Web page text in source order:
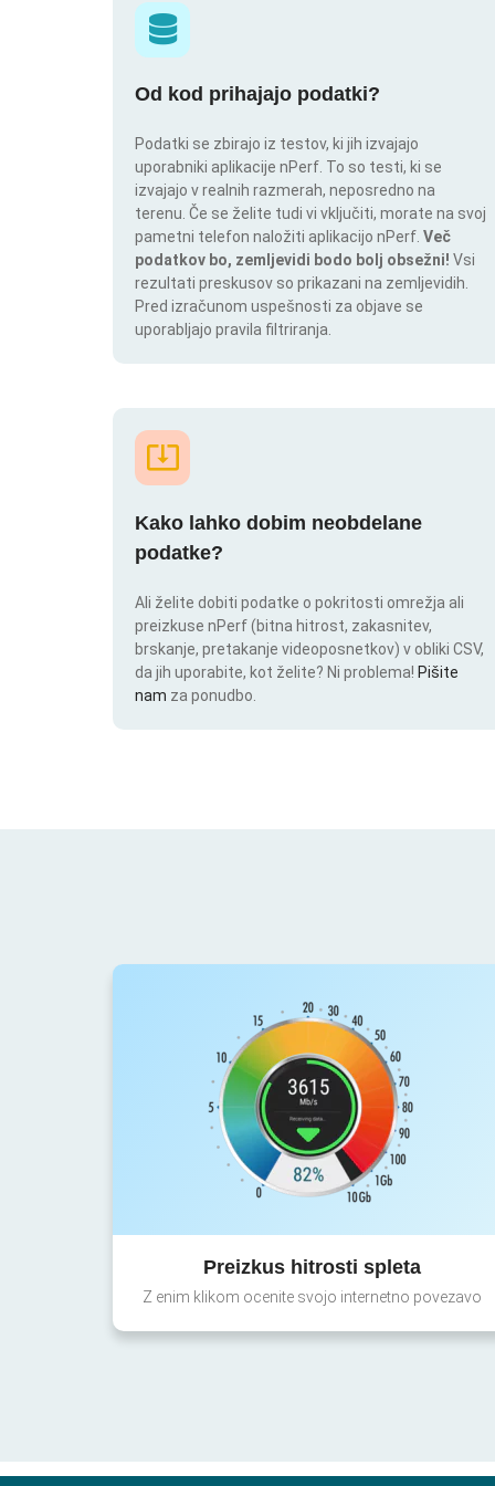
Od kod prihajajo podatki?
Podatki se zbirajo iz testov, ki jih izvajajo
uporabniki aplikacije nPerf. To so testi, ki se
izvajajo v realnih razmerah, neposredno na
terenu. Če se želite tudi vi vključiti, morate na svoj
pametni telefon naložiti aplikacijo nPerf. Več
podatkov bo, zemljevidi bodo bolj obsežni! Vsi
rezultati preskusov so prikazani na zemljevidih.
Pred izračunom uspešnosti za objave se
uporabljajo pravila filtriranja.
Kako lahko dobim neobdelane
podatke?
Ali želite dobiti podatke o pokritosti omrežja ali
preizkuse nPerf (bitna hitrost, zakasnitev,
brskanje, pretakanje videoposnetkov) v obliki CSV,
da jih uporabite, kot želite? Ni problema! Pišite
nam za ponudbo.
Preizkus hitrosti spleta
Z enim klikom ocenite svojo internetno povezavo